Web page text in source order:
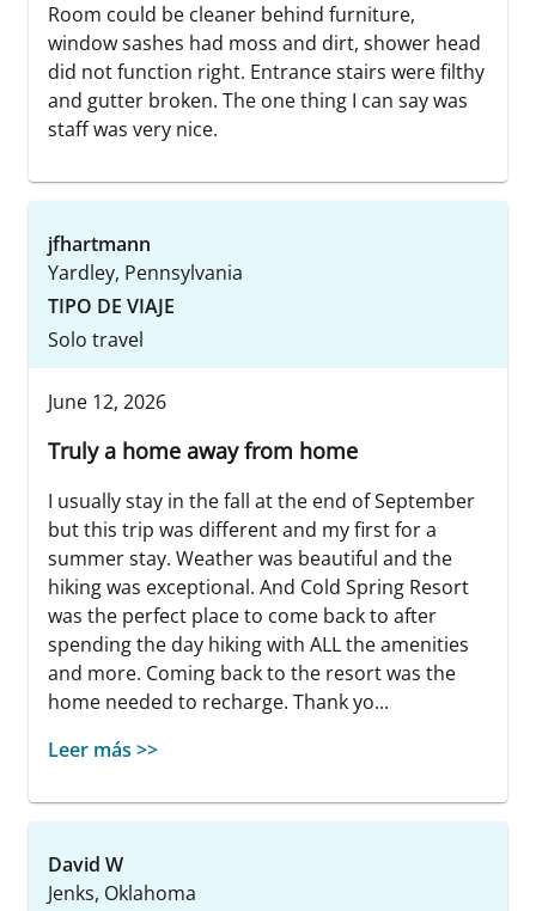
Room could be cleaner behind furniture,
window sashes had moss and dirt, shower head
did not function right. Entrance stairs were filthy
and gutter broken. The one thing I can say was
staff was very nice.
jfhartmann
Yardley, Pennsylvania
TIPO DE VIAJE
Solo travel
June 12, 2026
Truly a home away from home
I usually stay in the fall at the end of September
but this trip was different and my first for a
summer stay. Weather was beautiful and the
hiking was exceptional. And Cold Spring Resort
was the perfect place to come back to after
spending the day hiking with ALL the amenities
and more. Coming back to the resort was the
home needed to recharge. Thank yo...
Leer más >>
David W
Jenks, Oklahoma